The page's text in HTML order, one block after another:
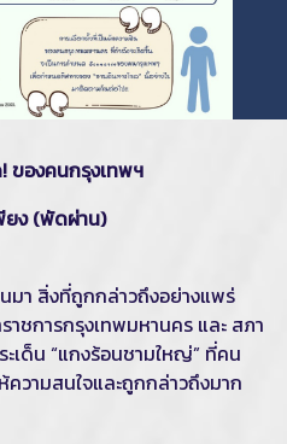
ของคนกรุงเทพฯ
ยง (พัดผ่าน)
า สิ่งที่ถูกกล่าวถึงอย่างแพร่
าชการกรุงเทพมหานคร และ สภา
เด็น “แกงร้อนชามใหญ่” ที่คน
ความสนใจและถูกกล่าวถึงมาก